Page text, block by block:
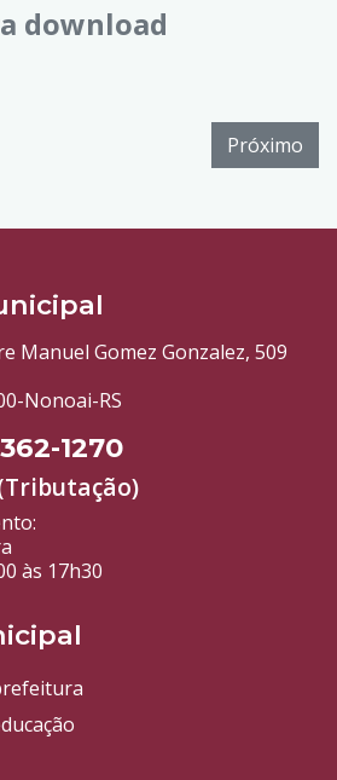
download
Próximo
Manuel Gomez Gonzalez, 509
Nonoai-RS
1270
às 17h30